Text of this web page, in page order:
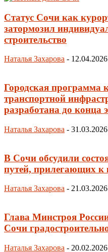
Статус Сочи как
затормозил
строительство
Наталья Захарова - 12.04.2026
Городская программа
транспортной
разработана до конца
Наталья Захарова - 31.03.2026
В Сочи обсудили
путей, прилегающих
Наталья Захарова - 21.03.2026
Глава Минстроя
Сочи
Наталья Захарова - 20.02.2026